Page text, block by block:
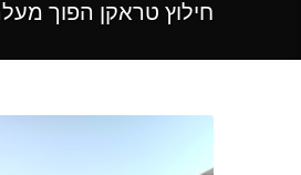
חילוץ טראקן הפוך